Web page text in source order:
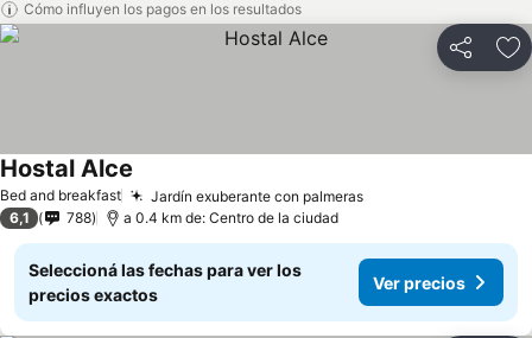
Cómo influyen los pagos en los resultados
Compartir
Bed and breakfast Jardín exuberante con palmeras
Hostal Alce
6,1 788 a 0.4 km de: Centro de la ciudad
Seleccioná las fechas para ver los
precios exactos
Ver precios